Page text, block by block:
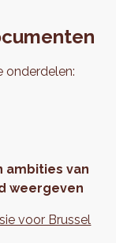
onderdelen:
ambities van
weergeven
voor Brussel